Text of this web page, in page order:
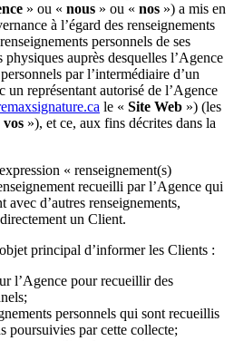
» ou « nous » ou « nos ») a mis en
à l’égard des renseignements
personnels de ses
auprès desquelles l’Agence
par l’intermédiaire d’un
représentant autorisé de l’Agence
le « Site Web ») (les
vos »), et ce, aux fins décrites dans la
« renseignement(s)
recueilli par l’Agence qui
d’autres renseignements,
un Client.
principal d’informer les Clients :
l’Agence pour recueillir des
personnels qui sont recueillis
poursuivies par cette collecte;